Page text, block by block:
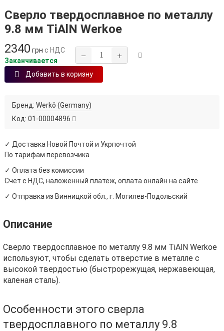
Сверло твердосплавное по металлу
9.8 мм TiAlN Werkoe
2340 грн с НДС
Заканчивается
− +
Добавить в коризну
Бренд: Werkö (Germany)
Код: 01-00004896
✓ Доставка Новой Почтой и Укрпочтой
По тарифам перевозчика
✓ Оплата без комиссии
Счет с НДС, наложенный платеж, оплата онлайн на сайте
✓ Отправка из Винницкой обл., г. Могилев-Подольский
Описание
Сверло твердосплавное по металлу 9.8 мм TiAlN Werkoe
используют, чтобы сделать отверстие в металле с
высокой твердостью (быстрорежущая, нержавеющая,
каленая сталь).
Особенности этого сверла
твердосплавного по металлу 9.8